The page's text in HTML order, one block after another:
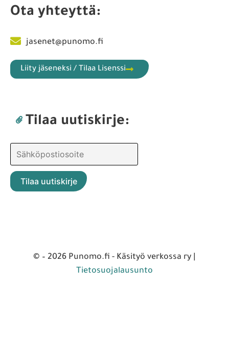
Ota yhteyttä:
jasenet@punomo.fi
Liity jäseneksi / Tilaa Lisenssi
Tilaa uutiskirje:
© – 2026 Punomo.fi - Käsityö verkossa ry |
Tietosuojalausunto